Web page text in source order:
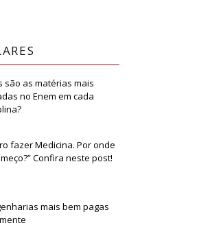
são as matérias mais
no Enem em cada
fazer Medicina. Por onde
Confira neste post!
mais bem pagas